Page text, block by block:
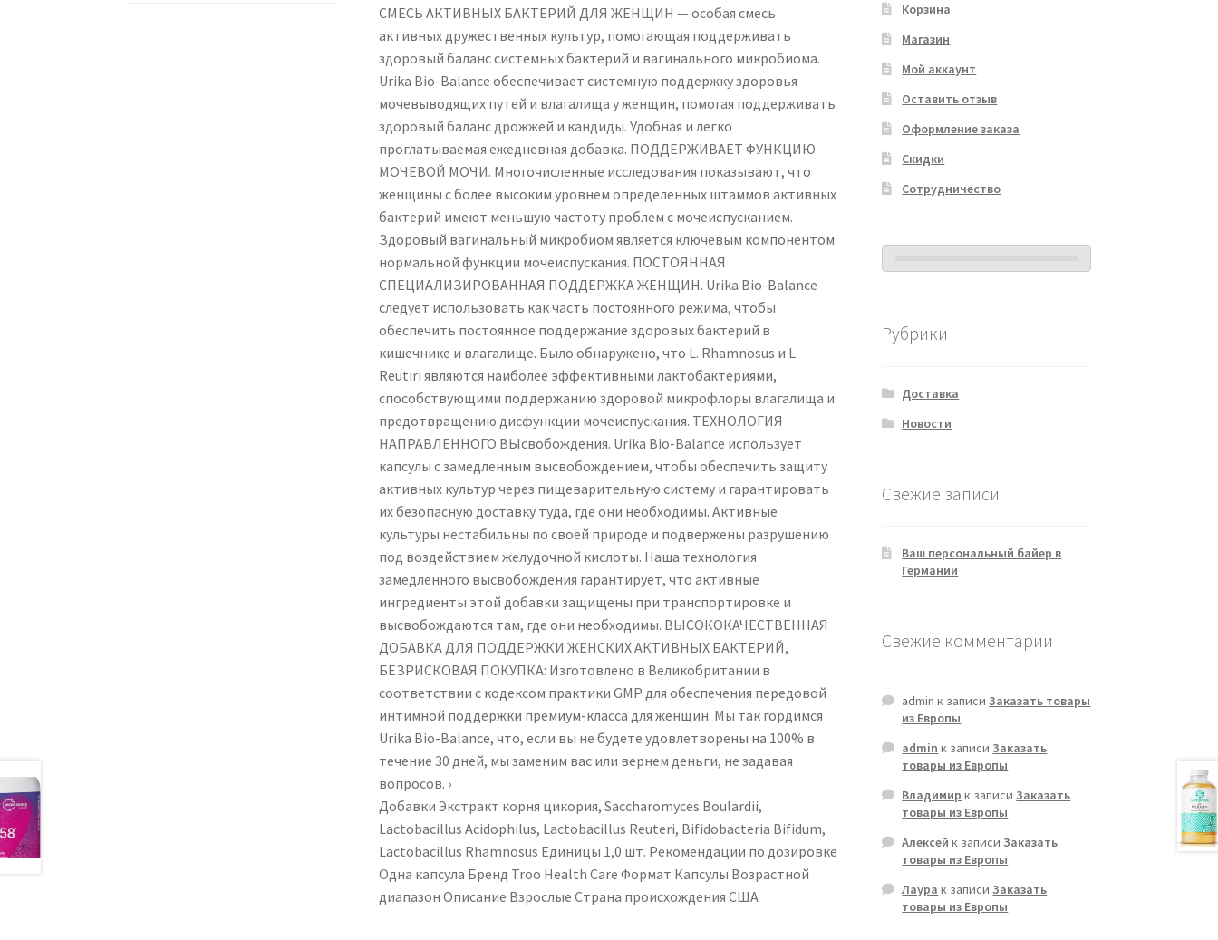
60
Capsules
-
Friendly
Active
Bacterial
Cultures
Blend
-
Candida
Yeast
Balance
&
Urinary
Support
Supplement
for
Women
СМЕСЬ АКТИВНЫХ БАКТЕРИЙ ДЛЯ ЖЕНЩИН — особая смесь
активных дружественных культур, помогающая поддерживать
здоровый баланс системных бактерий и вагинального микробиома.
Urika Bio-Balance обеспечивает системную поддержку здоровья
мочевыводящих путей и влагалища у женщин, помогая поддерживать
здоровый баланс дрожжей и кандиды. Удобная и легко
проглатываемая ежедневная добавка. ПОДДЕРЖИВАЕТ ФУНКЦИЮ
МОЧЕВОЙ МОЧИ. Многочисленные исследования показывают, что
женщины с более высоким уровнем определенных штаммов активных
бактерий имеют меньшую частоту проблем с мочеиспусканием.
Здоровый вагинальный микробиом является ключевым компонентом
нормальной функции мочеиспускания. ПОСТОЯННАЯ
СПЕЦИАЛИЗИРОВАННАЯ ПОДДЕРЖКА ЖЕНЩИН. Urika Bio-Balance
следует использовать как часть постоянного режима, чтобы
обеспечить постоянное поддержание здоровых бактерий в
кишечнике и влагалище. Было обнаружено, что L. Rhamnosus и L.
Reutiri являются наиболее эффективными лактобактериями,
способствующими поддержанию здоровой микрофлоры влагалища и
предотвращению дисфункции мочеиспускания. ТЕХНОЛОГИЯ
НАПРАВЛЕННОГО ВЫсвобождения. Urika Bio-Balance использует
капсулы с замедленным высвобождением, чтобы обеспечить защиту
активных культур через пищеварительную систему и гарантировать
их безопасную доставку туда, где они необходимы. Активные
культуры нестабильны по своей природе и подвержены разрушению
под воздействием желудочной кислоты. Наша технология
замедленного высвобождения гарантирует, что активные
ингредиенты этой добавки защищены при транспортировке и
высвобождаются там, где они необходимы. ВЫСОКОКАЧЕСТВЕННАЯ
ДОБАВКА ДЛЯ ПОДДЕРЖКИ ЖЕНСКИХ АКТИВНЫХ БАКТЕРИЙ,
БЕЗРИСКОВАЯ ПОКУПКА: Изготовлено в Великобритании в
соответствии с кодексом практики GMP для обеспечения передовой
интимной поддержки премиум-класса для женщин. Мы так гордимся
Urika Bio-Balance, что, если вы не будете удовлетворены на 100% в
течение 30 дней, мы заменим вас или вернем деньги, не задавая
вопросов. ›
Добавки ‎Экстракт корня цикория, Saccharomyces Boulardii,
Lactobacillus Acidophilus, Lactobacillus Reuteri, Bifidobacteria Bifidum,
Lactobacillus Rhamnosus Единицы ‎1,0 шт. Рекомендации по дозировке
‎Одна капсула Бренд ‎Troo Health Care Формат ‎Капсулы Возрастной
диапазон Описание ‎Взрослые Страна происхождения ‎США
Корзина
Магазин
Мой аккаунт
Оставить отзыв
Оформление заказа
Скидки
Сотрудничество
Рубрики
Доставка
Новости
Свежие записи
Ваш персональный байер в
Германии
Свежие комментарии
admin к записиЗаказать товары
из Европы
admin к записиЗаказать
товары из Европы
Владимир к записиЗаказать
товары из Европы
Алексей к записиЗаказать
товары из Европы
Лаура к записиЗаказать
товары из Европы